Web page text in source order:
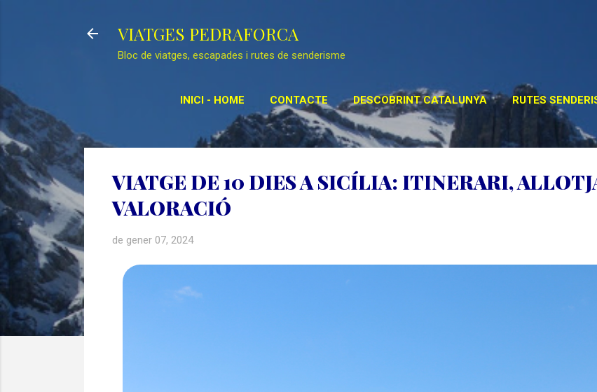
VIATGES PEDRAFORCA
Bloc de viatges, escapades i rutes de senderisme
INICI - HOME CONTACTE DESCOBRINT CATALUNYA RUTES
RESTA DEL MÓN POSTS ESPECIALS
VIATGE DE 10 DIES A SICÍLIA: ITINERARI,
VALORACIÓ
de gener 07, 2024